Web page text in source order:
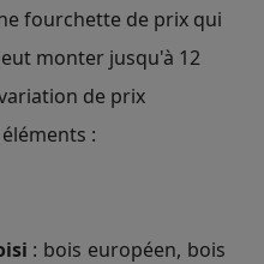
fourchette de prix qui
monter jusqu'à 12
de prix
:
: bois européen, bois